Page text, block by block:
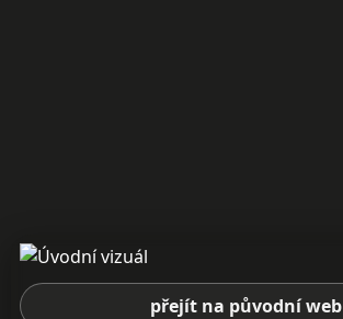
přejít na původní web